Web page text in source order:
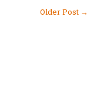
Older Post →